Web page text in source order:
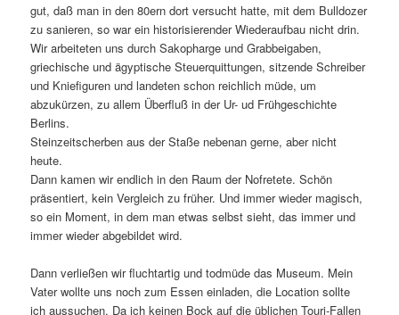
gut, daß man in den 80ern dort versucht hatte, mit dem Bulldozer
zu sanieren, so war ein historisierender Wiederaufbau nicht drin.
Wir arbeiteten uns durch Sakopharge und Grabbeigaben,
griechische und ägyptische Steuerquittungen, sitzende Schreiber
und Kniefiguren und landeten schon reichlich müde, um
abzukürzen, zu allem Überfluß in der Ur- ud Frühgeschichte
Berlins.
Steinzeitscherben aus der Staße nebenan gerne, aber nicht
heute.
Dann kamen wir endlich in den Raum der Nofretete. Schön
präsentiert, kein Vergleich zu früher. Und immer wieder magisch,
so ein Moment, in dem man etwas selbst sieht, das immer und
immer wieder abgebildet wird.
Dann verließen wir fluchtartig und todmüde das Museum. Mein
Vater wollte uns noch zum Essen einladen, die Location sollte
ich aussuchen. Da ich keinen Bock auf die üblichen Touri-Fallen